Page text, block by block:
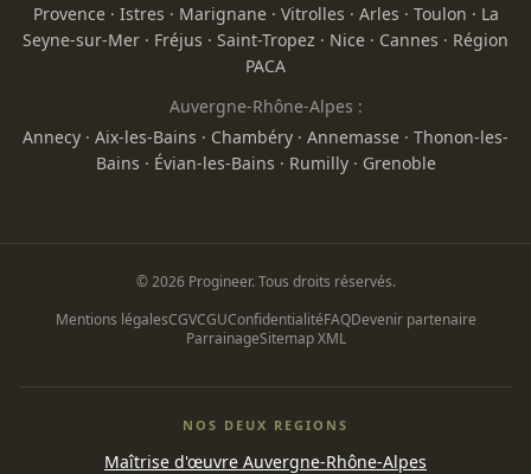
Provence· Istres · Marignane· Vitrolles · Arles · Toulon · La
Seyne-sur-Mer · Fréjus · Saint-Tropez · Nice · Cannes · Région
PACA
Auvergne-Rhône-Alpes :
Annecy · Aix-les-Bains · Chambéry · Annemasse · Thonon-les-
Bains · Évian-les-Bains · Rumilly· Grenoble
© 2026 Progineer. Tous droits réservés.
Mentions légalesCGVCGUConfidentialitéFAQDevenir partenaire
ParrainageSitemap XML
NOS DEUX REGIONS
Maîtrise d'œuvre Auvergne-Rhône-Alpes